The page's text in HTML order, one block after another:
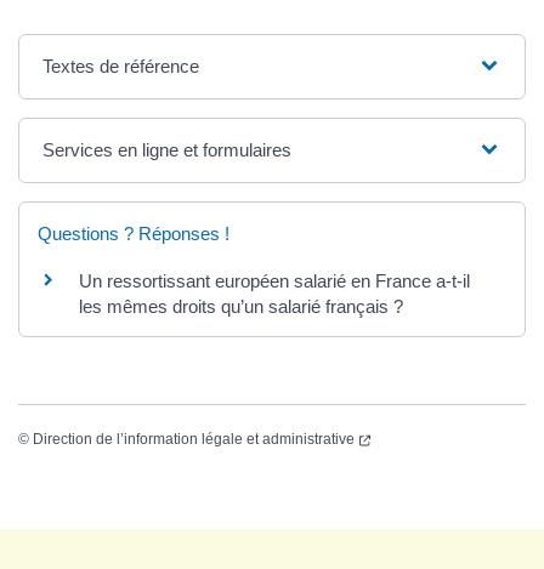
Textes de référence
Services en ligne et formulaires
Questions ? Réponses !
Un ressortissant européen salarié en France a-t-il
les mêmes droits qu’un salarié français ?
© Direction de l’information légale et administrative